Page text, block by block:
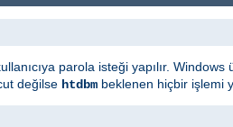
parola isteği yapılır.
değilse htdbm beklenen hiçbir işlemi